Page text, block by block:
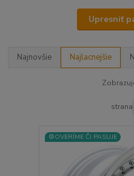
Upresniť
Najnovšie Najlacnejšie
strana
⚙️OVERÍME ČI PASUJE